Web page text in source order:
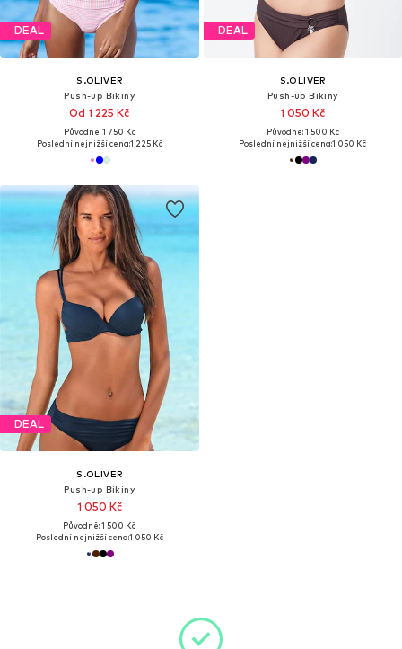
DEAL
S.OLIVER
Push-up Bikiny
Od 1 225 Kč
Původně: 1 750 Kč
Poslední nejnižší cena:1 225 Kč
DEAL
S.OLIVER
Push-up Bikiny
1 050 Kč
Původně: 1 500 Kč
Poslední nejnižší cena:1 050 Kč
DEAL
S.OLIVER
Push-up Bikiny
1 050 Kč
Původně: 1 500 Kč
Poslední nejnižší cena:1 050 Kč